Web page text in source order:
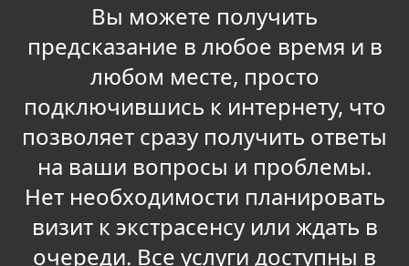
Вы можете получить
предсказание в любое время и в
любом месте, просто
подключившись к интернету, что
позволяет сразу получить ответы
на ваши вопросы и проблемы.
Нет необходимости планировать
визит к экстрасенсу или ждать в
очереди. Все услуги доступны в